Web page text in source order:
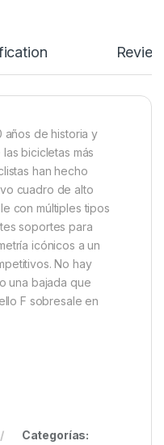
años de historia y
bicicletas más
han hecho
cuadro de alto
con múltiples tipos
soportes para
icónicos a un
No hay
una bajada que
F sobresale en
Categorías: